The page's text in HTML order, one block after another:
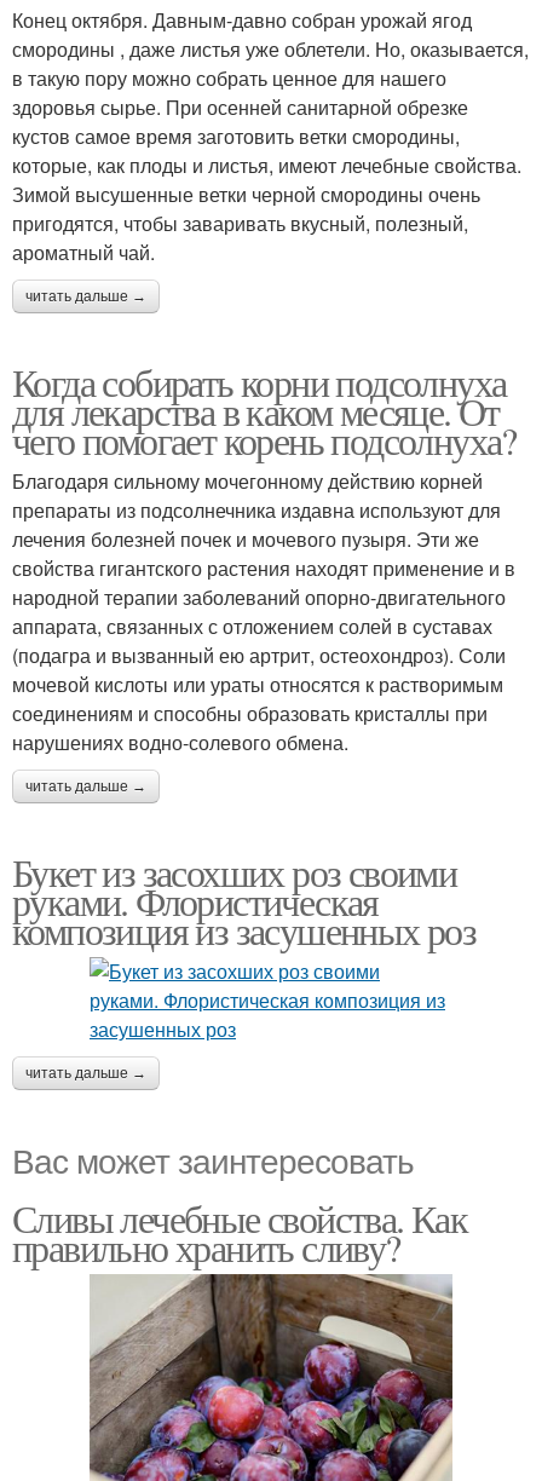
Конец октября. Давным-давно собран урожай ягод
смородины , даже листья уже облетели. Но, оказывается,
в такую пору можно собрать ценное для нашего
здоровья сырье. При осенней санитарной обрезке
кустов самое время заготовить ветки смородины,
которые, как плоды и листья, имеют лечебные свойства.
Зимой высушенные ветки черной смородины очень
пригодятся, чтобы заваривать вкусный, полезный,
ароматный чай.
читать дальше →
Когда собирать корни подсолнуха
для лекарства в каком месяце. От
чего помогает корень подсолнуха?
Благодаря сильному мочегонному действию корней
препараты из подсолнечника издавна используют для
лечения болезней почек и мочевого пузыря. Эти же
свойства гигантского растения находят применение и в
народной терапии заболеваний опорно-двигательного
аппарата, связанных с отложением солей в суставах
(подагра и вызванный ею артрит, остеохондроз). Соли
мочевой кислоты или ураты относятся к растворимым
соединениям и способны образовать кристаллы при
нарушениях водно-солевого обмена.
читать дальше →
Букет из засохших роз своими
руками. Флористическая
композиция из засушенных роз
читать дальше →
Вас может заинтересовать
Сливы лечебные свойства. Как
правильно хранить сливу?